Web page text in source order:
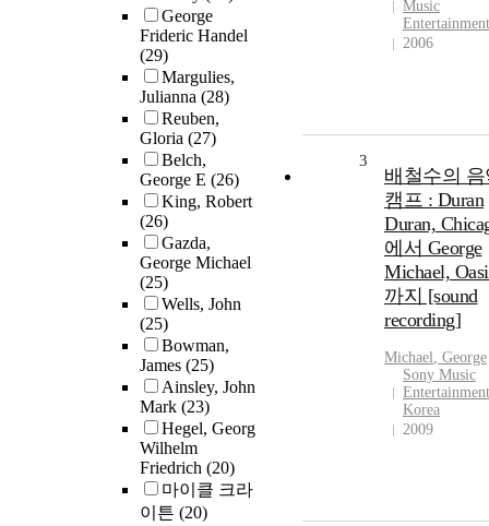
George
Frideric Handel
(29)
Margulies,
Julianna (28)
Reuben,
Gloria (27)
Belch,
George E (26)
King, Robert
(26)
Gazda,
George Michael
(25)
Wells, John
(25)
Bowman,
James (25)
Ainsley, John
Mark (23)
Hegel, Georg
Wilhelm
Friedrich (20)
마이클 크라
이튼 (20)
Music
Entertainment
2006
3
배철수의 음
캠프 : Duran
Duran,
에서 George
Michael,
까지 [sound
recording]
Michael, George
Sony Music
Entertainment
Korea
2009